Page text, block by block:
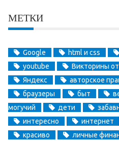
МЕТКИ
Google html и css
youtube
Викторины
Яндекс
авторское
браузеры
быт
могучий
дети
интересно
интернет
красиво
личные